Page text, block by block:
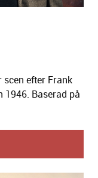
scen efter Frank
1946. Baserad på